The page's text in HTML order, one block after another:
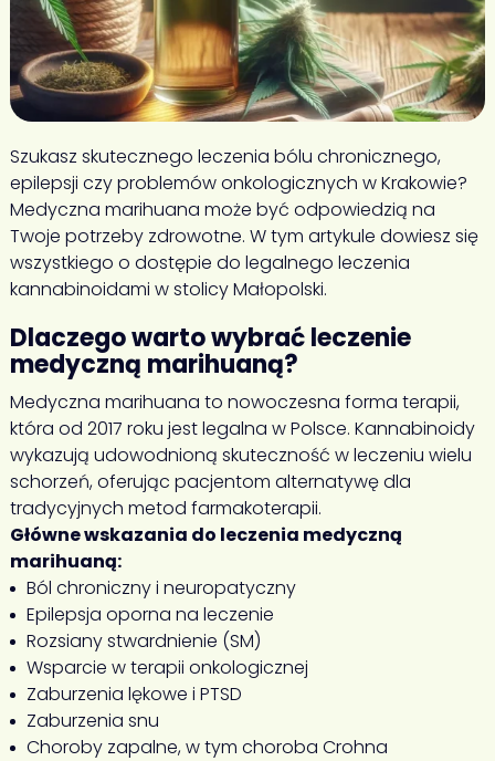
Szukasz skutecznego leczenia bólu chronicznego,
epilepsji czy problemów onkologicznych w Krakowie?
Medyczna marihuana może być odpowiedzią na
Twoje potrzeby zdrowotne. W tym artykule dowiesz się
wszystkiego o dostępie do legalnego leczenia
kannabinoidami w stolicy Małopolski.
Dlaczego warto wybrać leczenie
medyczną marihuaną?
Medyczna marihuana to nowoczesna forma terapii,
która od 2017 roku jest legalna w Polsce. Kannabinoidy
wykazują udowodnioną skuteczność w leczeniu wielu
schorzeń, oferując pacjentom alternatywę dla
tradycyjnych metod farmakoterapii.
Główne wskazania do leczenia medyczną
marihuaną:
Ból chroniczny i neuropatyczny
Epilepsja oporna na leczenie
Rozsiany stwardnienie (SM)
Wsparcie w terapii onkologicznej
Zaburzenia lękowe i PTSD
Zaburzenia snu
Choroby zapalne, w tym choroba Crohna